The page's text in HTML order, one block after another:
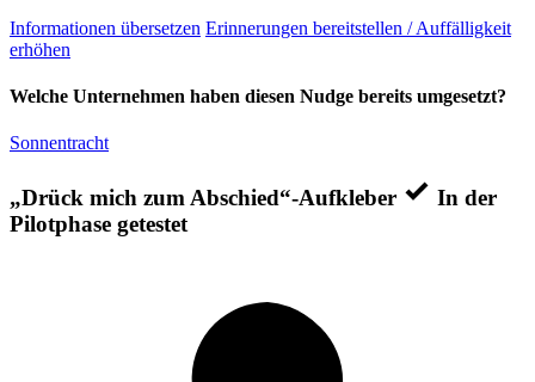
Informationen übersetzen Erinnerungen bereitstellen / Auffälligkeit
erhöhen
Welche Unternehmen haben diesen Nudge bereits umgesetzt?
Sonnentracht
„Drück mich zum Abschied“-Aufkleber
In der
Pilotphase getestet